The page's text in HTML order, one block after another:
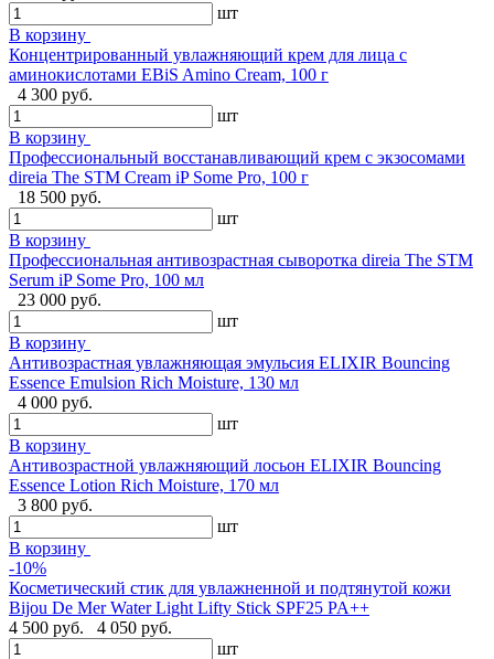
шт
В корзину
Концентрированный увлажняющий крем для лица с
аминокислотами EBiS Amino Cream, 100 г
4 300 руб.
шт
В корзину
Профессиональный восстанавливающий крем с экзосомами
direia The STM Cream iP Some Pro, 100 г
18 500 руб.
шт
В корзину
Профессиональная антивозрастная сыворотка direia The STM
Serum iP Some Pro, 100 мл
23 000 руб.
шт
В корзину
Антивозрастная увлажняющая эмульсия ELIXIR Bouncing
Essence Emulsion Rich Moisture, 130 мл
4 000 руб.
шт
В корзину
Антивозрастной увлажняющий лосьон ELIXIR Bouncing
Essence Lotion Rich Moisture, 170 мл
3 800 руб.
шт
В корзину
-10%
Косметический стик для увлажненной и подтянутой кожи
Bijou De Mer Water Light Lifty Stick SPF25 PA++
4 500 руб.
4 050 руб.
шт